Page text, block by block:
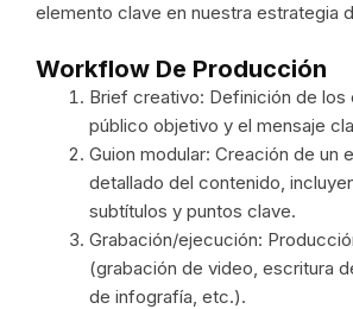
elemento clave en nuestra estrategia
Workflow De Producción
Brief creativo: Definición de los
público objetivo y el mensaje
Guion modular: Creación de un
detallado del contenido,
subtítulos y puntos clave.
Grabación/ejecución:
(grabación de video, escritura
de infografía, etc.).